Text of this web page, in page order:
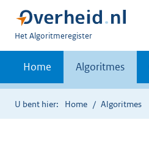
U
bent
Het Algoritmeregister
Home Algoritmes
U bent hier: Home Algoritmes